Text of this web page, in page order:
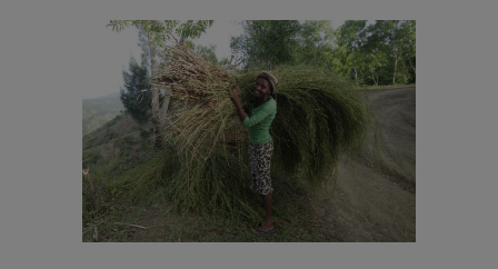
OJUCAH, en matériaux locaux et naturels sont
reconnues par le gouvernement haïtien et
recommandées pour adapter les infrastructures
du pays au risque de catastrophes naturelles.
Des activités à destination des jeunes filles sont
également prévues afin de les sensibiliser aux
enjeux environnementaux et de genre.